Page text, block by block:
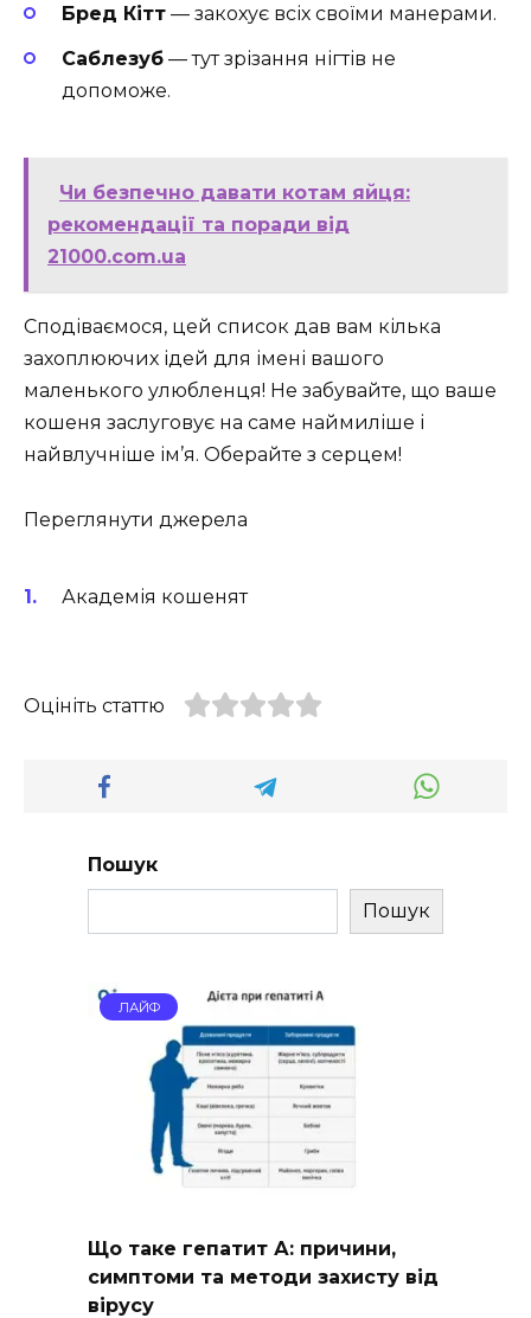
Бред Кітт — закохує всіх своїми манерами.
Саблезуб — тут зрізання нігтів не
допоможе.
Чи безпечно давати котам яйця:
рекомендації та поради від
21000.com.ua
Сподіваємося, цей список дав вам кілька
захоплюючих ідей для імені вашого
маленького улюбленця! Не забувайте, що ваше
кошеня заслуговує на саме наймиліше і
найвлучніше ім’я. Оберайте з серцем!
Переглянути джерела
Академія кошенят
Оцініть статтю
Пошук
Пошук
ЛАЙФ
Що таке гепатит А: причини,
симптоми та методи захисту від
вірусу